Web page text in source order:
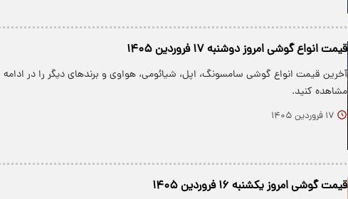
قیمت انواع گوشی امروز دوشنبه ۱۷ فروردین ۱۴۰۵
آخرین قیمت انواع گوشی سامسونگ، اپل، شیائومی، هواوی و برندهای دیگر را در ادامه
مشاهده کنید.
۱۷ فروردین ۱۴۰۵
قیمت گوشی امروز یکشنبه ۱۶ فروردین ۱۴۰۵